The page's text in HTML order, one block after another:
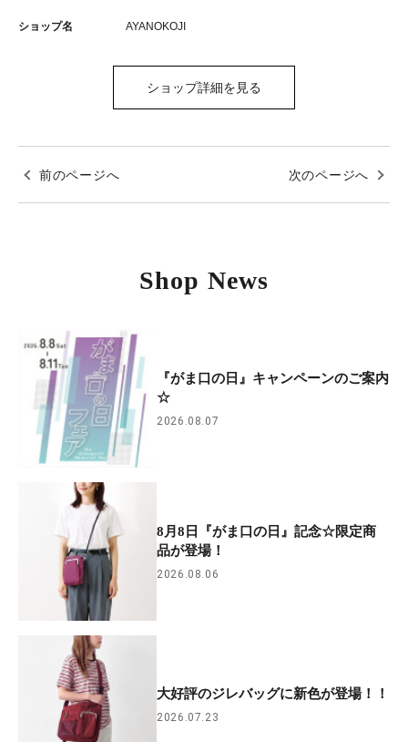
ショップ名 AYANOKOJI
ショップ詳細を見る
前のページへ 次のページへ
Shop News
『がま口の日』キャンペーンのご案内
☆
2026.08.07
8月8日『がま口の日』記念☆限定商
品が登場！
2026.08.06
大好評のジレバッグに新色が登場！！
2026.07.23